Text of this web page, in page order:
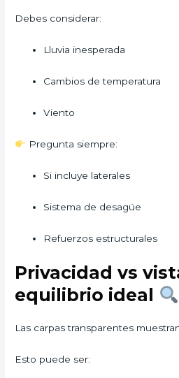
Debes considerar:
Lluvia inesperada
Cambios de temperatura
Viento
Pregunta siempre:
Si incluye laterales
Sistema de desagüe
Refuerzos estructurales
Privacidad vs
equilibrio ideal
Las carpas transparentes
Esto puede ser: